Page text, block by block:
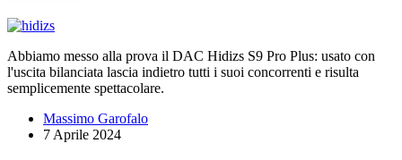
Abbiamo messo alla prova il DAC Hidizs S9 Pro Plus: usato con
l'uscita bilanciata lascia indietro tutti i suoi concorrenti e risulta
semplicemente spettacolare.
Massimo Garofalo
7 Aprile 2024